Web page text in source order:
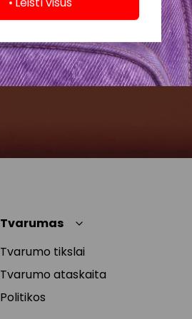
Tvarumas
Tvarumo tikslai
Tvarumo ataskaita
Politikos